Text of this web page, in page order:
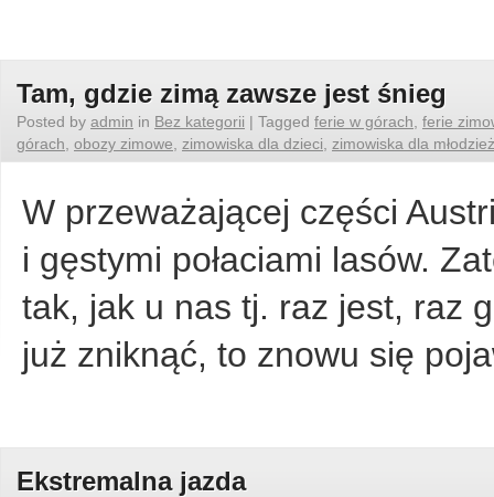
Tam, gdzie zimą zawsze jest śnieg
Posted by admin in Bez kategorii | Tagged ferie w górach ferie
górach obozy zimowe zimowiska dla dzieci zimowiska dla
W przeważającej części
i gęstymi połaciami lasów.
tak, jak u nas tj. raz jest, raz
już zniknąć, to znowu się
Ekstremalna jazda